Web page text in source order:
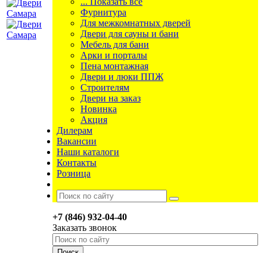
Фурнитура
Для межкомнатных дверей
Двери для сауны и бани
Мебель для бани
Арки и порталы
Пена монтажная
Двери и люки ППЖ
Строителям
Двери на заказ
Новинка
Акция
Дилерам
Вакансии
Наши каталоги
Контакты
Розница
+7 (846) 932-04-40
Заказать звонок